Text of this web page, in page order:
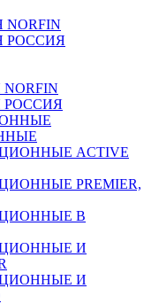
РОССИЯ
РОССИЯ
ACTIVE
PREMIER,
В
И
И